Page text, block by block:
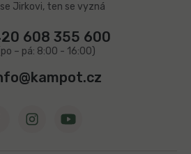
ý
i
s
u
Jirkovi, ten se vyzná
608 355 600